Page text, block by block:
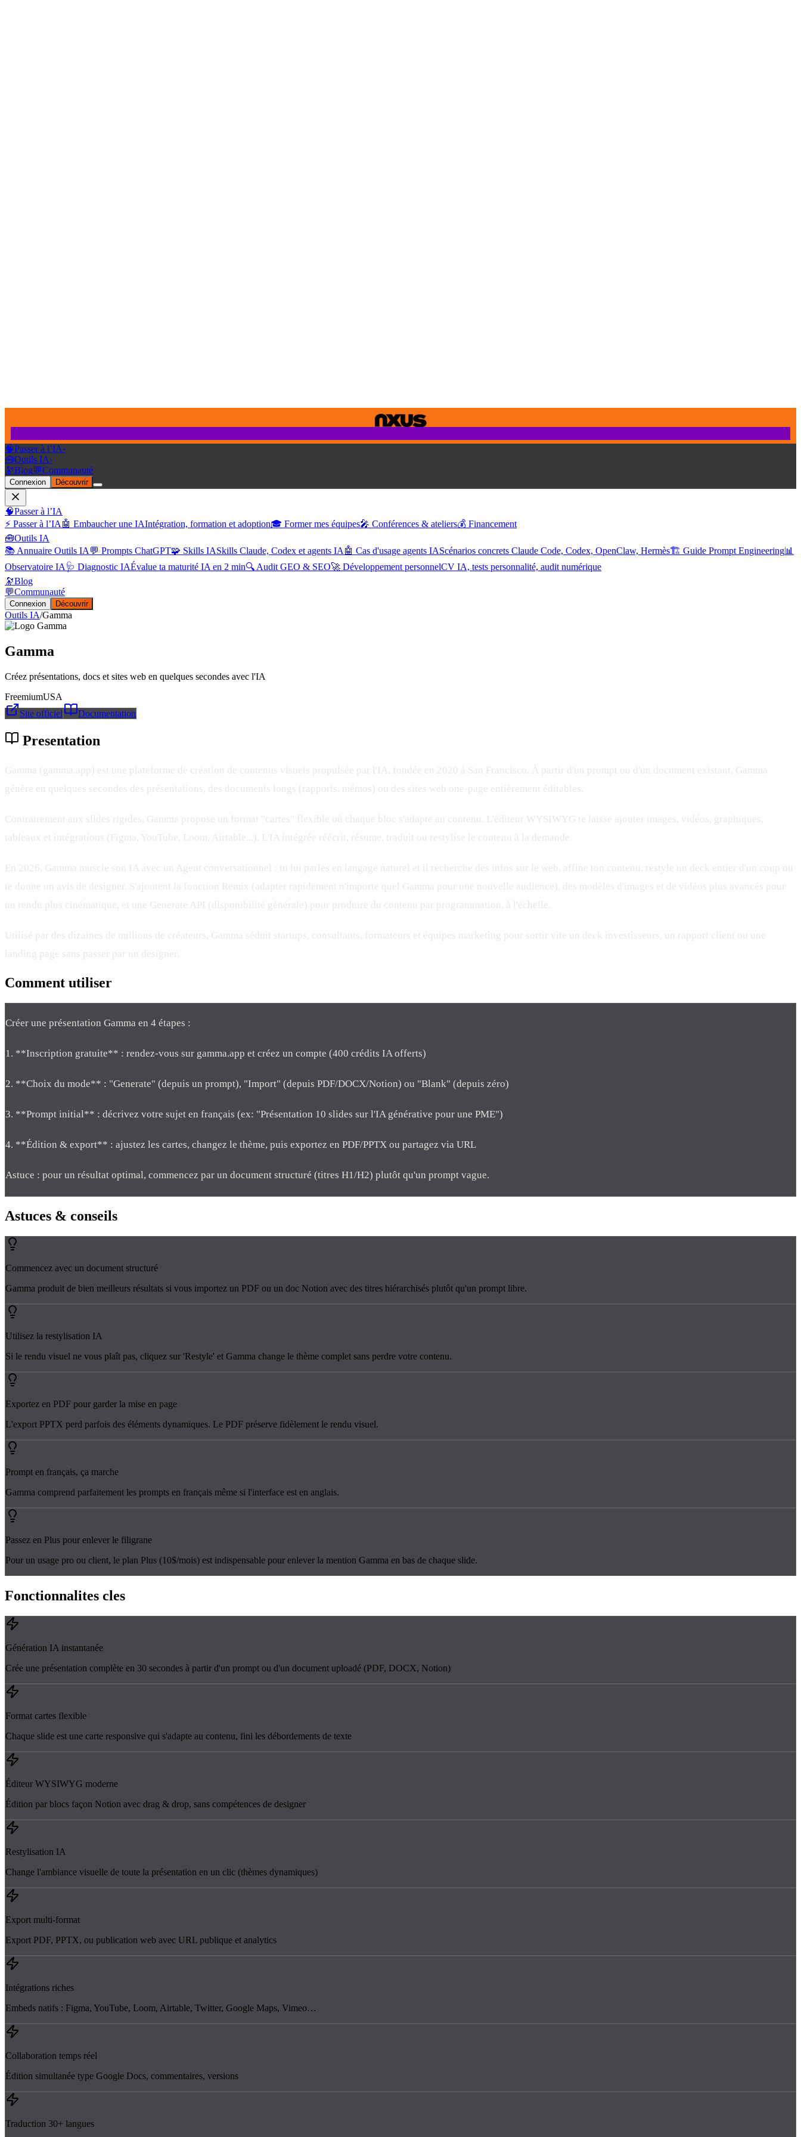
🧠Passer à l’IA›
🧰Outils IA›
🔭Blog💬Communauté
Connexion Découvrir
🧠Passer à l’IA
⚡ Passer à l’IA 🤖 Embaucher une IAIntégration, formation et adoption🎓 Former mes équipes🎤 Conférences & ateliers💰 Financement
🧰Outils IA
📚 Annuaire Outils IA 💬 Prompts ChatGPT🧩 Skills IASkills Claude, Codex et agents IA 🤖 Cas d'usage agents IAScénarios concrets Claude Code, Codex, OpenClaw, Hermès🏗️ Guide Prompt Engineering📊
Observatoire IA 🩺 Diagnostic IAÉvalue ta maturité IA en 2 min🔍 Audit GEO & SEO🚀 Développement personnelCV IA, tests personnalité, audit numérique
🔭Blog
💬Communauté
Connexion Découvrir
Outils IA/Gamma
Gamma
Créez présentations, docs et sites web en quelques secondes avec l'IA
FreemiumUSA
Site officiel
Documentation
Presentation
Gamma (gamma.app) est une plateforme de création de contenus visuels propulsée par l'IA, fondée en 2020 à San Francisco. À partir d'un prompt ou d'un document existant, Gamma
génère en quelques secondes des présentations, des documents longs (rapports, mémos) ou des sites web one-page entièrement éditables.
Contrairement aux slides rigides, Gamma propose un format "cartes" flexible où chaque bloc s'adapte au contenu. L'éditeur WYSIWYG te laisse ajouter images, vidéos, graphiques,
tableaux et intégrations (Figma, YouTube, Loom, Airtable...). L'IA intégrée réécrit, résume, traduit ou restylise le contenu à la demande.
En 2026, Gamma muscle son IA avec un Agent conversationnel : tu lui parles en langage naturel et il recherche des infos sur le web, affine ton contenu, restyle un deck entier d'un coup ou
te donne un avis de designer. S'ajoutent la fonction Remix (adapter rapidement n'importe quel Gamma pour une nouvelle audience), des modèles d'images et de vidéos plus avancés pour
un rendu plus cinématique, et une Generate API (disponibilité générale) pour produire du contenu par programmation, à l'échelle.
Utilisé par des dizaines de millions de créateurs, Gamma séduit startups, consultants, formateurs et équipes marketing pour sortir vite un deck investisseurs, un rapport client ou une
landing page sans passer par un designer.
Comment utiliser
Créer une présentation Gamma en 4 étapes :
1. **Inscription gratuite** : rendez-vous sur gamma.app et créez un compte (400 crédits IA offerts)
2. **Choix du mode** : "Generate" (depuis un prompt), "Import" (depuis PDF/DOCX/Notion) ou "Blank" (depuis zéro)
3. **Prompt initial** : décrivez votre sujet en français (ex: "Présentation 10 slides sur l'IA générative pour une PME")
4. **Édition & export** : ajustez les cartes, changez le thème, puis exportez en PDF/PPTX ou partagez via URL
Astuce : pour un résultat optimal, commencez par un document structuré (titres H1/H2) plutôt qu'un prompt vague.
Astuces & conseils
Commencez avec un document structuré
Gamma produit de bien meilleurs résultats si vous importez un PDF ou un doc Notion avec des titres hiérarchisés plutôt qu'un prompt libre.
Utilisez la restylisation IA
Si le rendu visuel ne vous plaît pas, cliquez sur 'Restyle' et Gamma change le thème complet sans perdre votre contenu.
Exportez en PDF pour garder la mise en page
L'export PPTX perd parfois des éléments dynamiques. Le PDF préserve fidèlement le rendu visuel.
Prompt en français, ça marche
Gamma comprend parfaitement les prompts en français même si l'interface est en anglais.
Passez en Plus pour enlever le filigrane
Pour un usage pro ou client, le plan Plus (10$/mois) est indispensable pour enlever la mention Gamma en bas de chaque slide.
Fonctionnalites cles
Génération IA instantanée
Crée une présentation complète en 30 secondes à partir d'un prompt ou d'un document uploadé (PDF, DOCX, Notion)
Format cartes flexible
Chaque slide est une carte responsive qui s'adapte au contenu, fini les débordements de texte
Éditeur WYSIWYG moderne
Édition par blocs façon Notion avec drag & drop, sans compétences de designer
Restylisation IA
Change l'ambiance visuelle de toute la présentation en un clic (thèmes dynamiques)
Export multi-format
Export PDF, PPTX, ou publication web avec URL publique et analytics
Intégrations riches
Embeds natifs : Figma, YouTube, Loom, Airtable, Twitter, Google Maps, Vimeo…
Collaboration temps réel
Édition simultanée type Google Docs, commentaires, versions
Traduction 30+ langues